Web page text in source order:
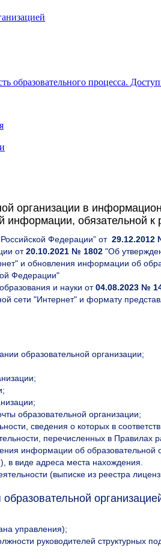
образовательного процесса.
организации в
информации, обязательной
Федерации” от
от20.10.2021 № 1802 "Об
и обновления информации об
Федерации"
и науки от04.08.2023 №
сети "Интернет" и формату
образовательной организации;
образовательной организации;
сведения о которых в
перечисленных в
информации об
виде адреса места нахождения.
(выписке из реестра
управления);
руководителей структурных